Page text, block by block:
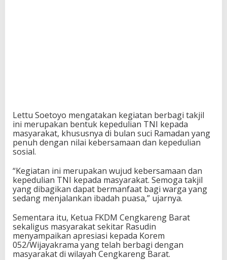
Lettu Soetoyo mengatakan kegiatan berbagi takjil
ini merupakan bentuk kepedulian TNI kepada
masyarakat, khususnya di bulan suci Ramadan yang
penuh dengan nilai kebersamaan dan kepedulian
sosial.
“Kegiatan ini merupakan wujud kebersamaan dan
kepedulian TNI kepada masyarakat. Semoga takjil
yang dibagikan dapat bermanfaat bagi warga yang
sedang menjalankan ibadah puasa,” ujarnya.
Sementara itu, Ketua FKDM Cengkareng Barat
sekaligus masyarakat sekitar Rasudin
menyampaikan apresiasi kepada Korem
052/Wijayakrama yang telah berbagi dengan
masyarakat di wilayah Cengkareng Barat.